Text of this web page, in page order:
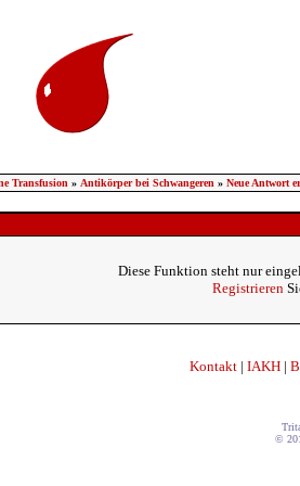
Transfusion » Antikörper bei Schwangeren » Neue Antwort
Diese Funktion steht nur
Registrieren
Kontakt | IAKH |
©